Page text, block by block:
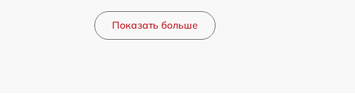
Показать больше